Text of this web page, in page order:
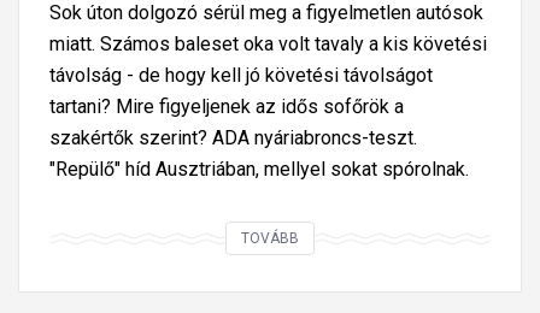
é
s
z
e
s
z
n
Sok úton dolgozó sérül meg a figyelmetlen autósok
miatt. Számos baleset oka volt tavaly a kis követési
távolság - de hogy kell jó követési távolságot
tartani? Mire figyeljenek az idős sofőrök a
szakértők szerint? ADA nyáriabroncs-teszt.
"Repülő" híd Ausztriában, mellyel sokat spórolnak.
TOVÁBB
k